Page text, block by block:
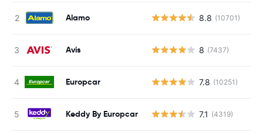
Alamo 8.8 (10701)
Avis 8 (7437)
Europcar 7.8 (10251)
Keddy By Europcar 7.1 (4319)